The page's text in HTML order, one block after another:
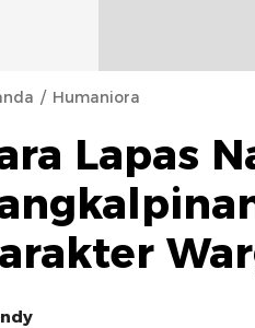
Humaniora
Lapas